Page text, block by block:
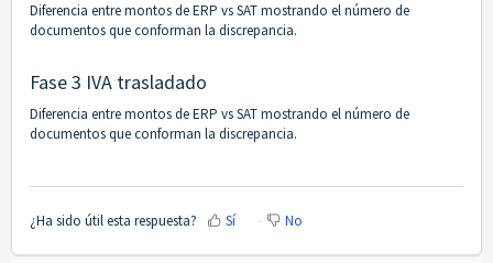
Diferencia entre montos de ERP vs SAT mostrando el número de
documentos que conforman la discrepancia.
Fase 3 IVA trasladado
Diferencia entre montos de ERP vs SAT mostrando el número de
documentos que conforman la discrepancia.
¿Ha sido útil esta respuesta? Sí No